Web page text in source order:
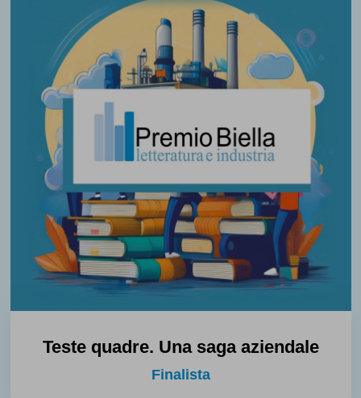
Teste quadre. Una saga aziendale
Finalista